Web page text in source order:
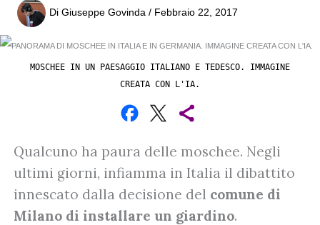
Di Giuseppe Govinda / Febbraio 22, 2017
MOSCHEE IN UN PAESAGGIO ITALIANO E TEDESCO. IMMAGINE
CREATA CON L'IA.
Qualcuno ha paura delle moschee. Negli
ultimi giorni, infiamma in Italia il dibattito
innescato dalla decisione del comune di
Milano di installare un giardino.